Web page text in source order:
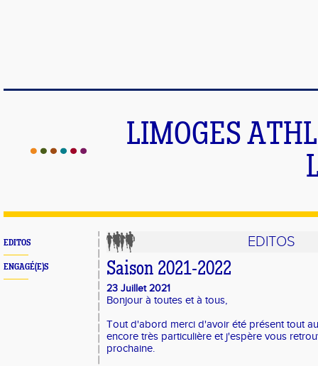
LIMOGES
EDITOS
ENGAGÉ(E)S
EDITOS
Saison 2021-2022
23 Juillet 2021
Bonjour à toutes et à tous,
Tout d'abord merci d'avoir été présent tout
encore très particulière et j'espère vous
prochaine.